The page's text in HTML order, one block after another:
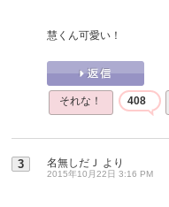
慧くん可愛い！
それな！ 408
3 名無しだＪ より
2015年10月22日 3:16 PM